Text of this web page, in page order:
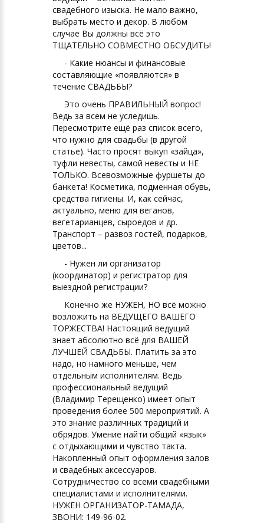
свадебного изыска. Не мало важно,
выбрать место и декор. В любом
случае Вы должны всё это
ТЩАТЕЛЬНО СОВМЕСТНО ОБСУДИТЬ!
- Какие нюансы и финансовые
составляющие «появляются» в
течение СВАДЬБЫ?
Это очень ПРАВИЛЬНЫЙ вопрос!
Ведь за всем не уследишь.
Пересмотрите ещё раз список всего,
что нужно для свадьбы (в другой
статье). Часто просят выкуп «зайца»,
туфли невесты, самой невесты и НЕ
ТОЛЬКО. Всевозможные фуршеты до
банкета! Косметика, подменная обувь,
средства гигиены. И, как сейчас,
актуально, меню для веганов,
вегетарианцев, сыроедов и др.
Транспорт – развоз гостей, подарков,
цветов...
- Нужен ли организатор
(координатор) и регистратор для
выездной регистрации?
Конечно же НУЖЕН, НО всё можно
возложить на ВЕДУЩЕГО ВАШЕГО
ТОРЖЕСТВА! Настоящий ведущий
знает абсолютно всё для ВАШЕЙ
ЛУЧШЕЙ СВАДЬБЫ. Платить за это
надо, но намного меньше, чем
отдельным исполнителям. Ведь
профессиональный ведущий
(Владимир Терещенко) имеет опыт
проведения более 500 мероприятий. А
это знание различных традиций и
обрядов. Умение найти общий «язык»
с отдыхающими и чувство такта.
Накопленный опыт оформления залов
и свадебных аксессуаров.
Сотрудничество со всеми свадебными
специалистами и исполнителями.
НУЖЕН ОРГАНИЗАТОР-ТАМАДА,
ЗВОНИ: 149-96-02.